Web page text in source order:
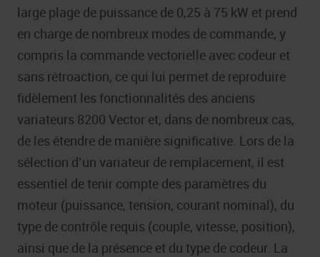
large plage de puissance de 0,25 à 75 kW et prend
en charge de nombreux modes de commande, y
compris la commande vectorielle avec codeur et
sans rétroaction, ce qui lui permet de reproduire
fidèlement les fonctionnalités des anciens
variateurs 8200 Vector et, dans de nombreux cas,
de les étendre de manière significative. Lors de la
sélection d’un variateur de remplacement, il est
essentiel de tenir compte des paramètres du
moteur (puissance, tension, courant nominal), du
type de contrôle requis (couple, vitesse, position),
ainsi que de la présence et du type de codeur. La